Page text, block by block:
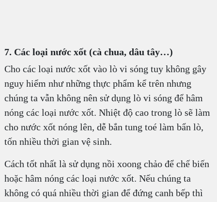
7. Các loại nước xốt (cà chua, dâu tây…)
Cho các loại nước xốt vào lò vi sóng tuy không gây
nguy hiểm như những thực phẩm kể trên nhưng
chúng ta vẫn không nên sử dụng lò vi sóng để hâm
nóng các loại nước xốt. Nhiệt độ cao trong lò sẽ làm
cho nước xốt nóng lên, dễ bắn tung toé làm bẩn lò,
tốn nhiều thời gian vệ sinh.
Cách tốt nhất là sử dụng nồi xoong chảo để chế biến
hoặc hâm nóng các loại nước xốt. Nếu chúng ta
không có quá nhiều thời gian để đứng canh bếp thì